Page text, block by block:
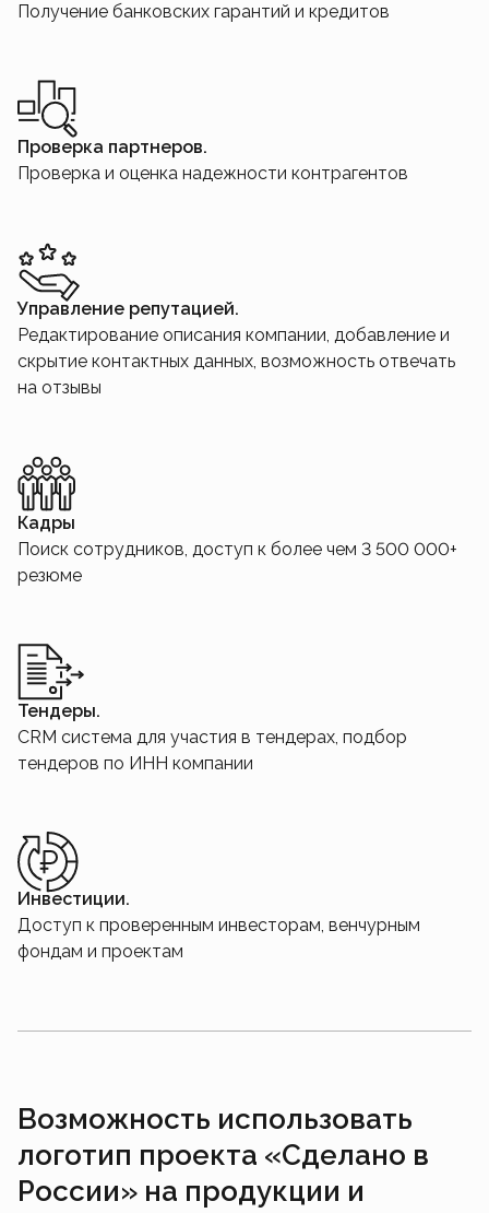
Получение банковских гарантий и кредитов
Проверка партнеров.
Проверка и оценка надежности контрагентов
Управление репутацией.
Редактирование описания компании, добавление и
скрытие контактных данных, возможность отвечать
на отзывы
Кадры
Поиск сотрудников, доступ к более чем 3 500 000+
резюме
Тендеры.
CRM система для участия в тендерах, подбор
тендеров по ИНН компании
Инвестиции.
Доступ к проверенным инвесторам, венчурным
фондам и проектам
Возможность использовать
логотип проекта «Сделано в
России» на продукции и